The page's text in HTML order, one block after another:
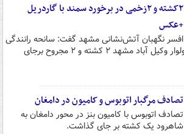
۲کشته و ۲زخمی در برخورد سمند با گاردریل
+عکس
افسر نگهبان آتش‌نشانی مشهد گفت: سانحه رانندگی
خودرو سواری سمند در بولوار وکیل آباد مشهد ۲ کشته و ۲ مجروح برجای
تصادف مرگبار اتوبوس و کامیون در دامغان
تصادف اتوبوس با کامیون بنز در محور دامغان به
شاهرود یک کشته بر جای گذاشت.